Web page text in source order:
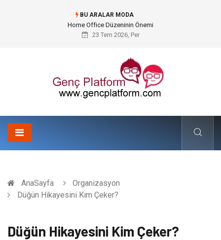
BU ARALAR MODA
Konteyner Nakliye Fiyatları ve Küresel Ticarette Bütçe Yönetimi
23 Tem 2026, Per
AnaSayfa
Organizasyon
Düğün Hikayesini Kim Çeker?
Düğün Hikayesini Kim Çeker?